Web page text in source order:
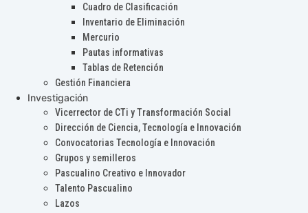
Cuadro de Clasificación
Inventario de Eliminación
Mercurio
Pautas informativas
Tablas de Retención
Gestión Financiera
Investigación
Vicerrector de CTi y Transformación Social
Dirección de Ciencia, Tecnología e Innovación
Convocatorias Tecnología e Innovación
Grupos y semilleros
Pascualino Creativo e Innovador
Talento Pascualino
Lazos